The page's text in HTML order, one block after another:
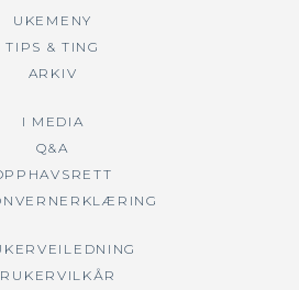
UKEMENY
TIPS & TING
ARKIV
I MEDIA
Q&A